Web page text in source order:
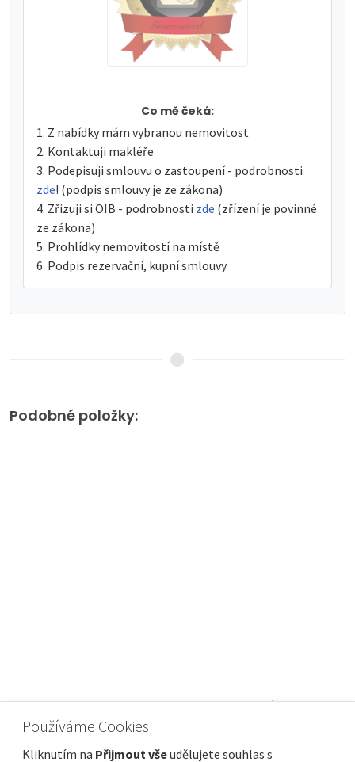
Co mě čeká:
Z nabídky mám vybranou nemovitost
Kontaktuji makléře
Podepisuji smlouvu o zastoupení - podrobnosti
zde! (podpis smlouvy je ze zákona)
Zřizuji si OIB - podrobnosti zde (zřízení je povinné
ze zákona)
Prohlídky nemovitostí na místě
Podpis rezervační, kupní smlouvy
Podobné položky:
RIJEKA, ZAMET - byt v nejkvalitnější
novostavbě, garáž, výhled
Cena290 000 € Vzdálenost od moře
500 m
Používáme Cookies
Kliknutím na Přijmout všeudělujete souhlas s